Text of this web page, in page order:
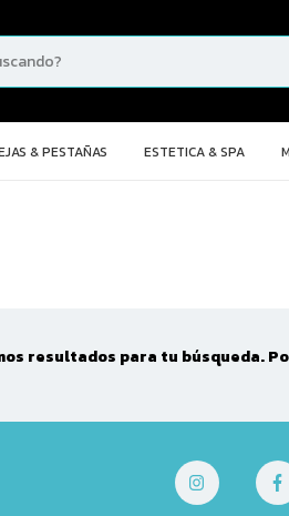
& PESTAÑAS ESTETICA & SPA
resultados para tu búsqueda.